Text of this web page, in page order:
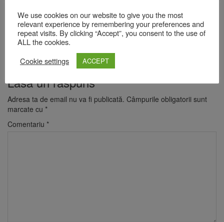
Lasă un răspuns
Adresa ta de email nu va fi publicată. Câmpurile obligatorii sunt
marcate cu *
Comentariu *
We use cookies on our website to give you the most
relevant experience by remembering your preferences and
repeat visits. By clicking “Accept”, you consent to the use of
ALL the cookies.
Cookie settings
ACCEPT